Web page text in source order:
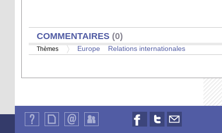
AFFICHER
COMMENTAIRES (0)
Thèmes Europe Relations internationales